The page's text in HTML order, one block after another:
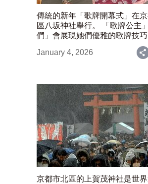
傳統的新年「歌牌開幕式」在
區八坂神社舉行。 「歌牌公主
們」會展現她們優雅的歌牌技巧
January 4, 2026
京都市北區的上賀茂神社是世